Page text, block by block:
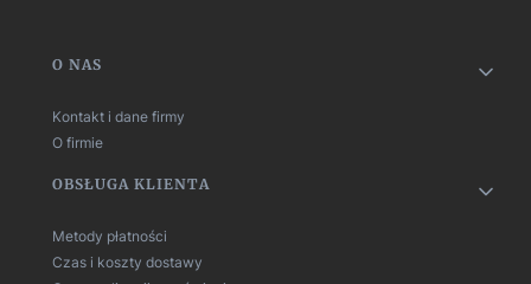
Linki w stopce
O NAS
Kontakt i dane firmy
O firmie
OBSŁUGA KLIENTA
Metody płatności
Czas i koszty dostawy